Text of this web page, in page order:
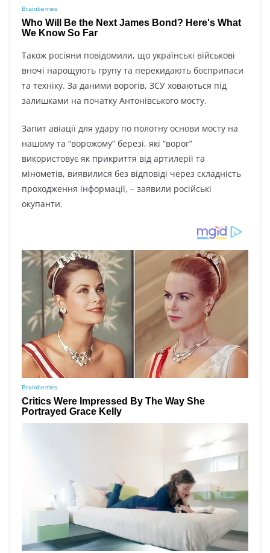
Також росіяни повідомили, що українські військові
вночі нарощують групу та перекидають боєприпаси
та техніку. За даними ворогів, ЗСУ ховаються під
залишками на початку Антонівського мосту.
Запит авіації для удару по полотну основи мосту на
нашому та “ворожому” березі, які “ворог”
використовує як прикриття від артилерії та
мінометів, виявилися без відповіді через складність
проходження інформації, – заявили російські
окупанти.